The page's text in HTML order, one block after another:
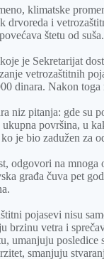
klimatske
drvoreda i
štetu od suša.
je Sekretarijat
vetrozaštitnih
dinara. Nakon
niz pitanja: gde su
površina, u
je bio zadužen za
odgovori na mnoga
građa čuva pet
pojasevi nisu
brzinu vetra i
umanjuju posledice
smanjuju